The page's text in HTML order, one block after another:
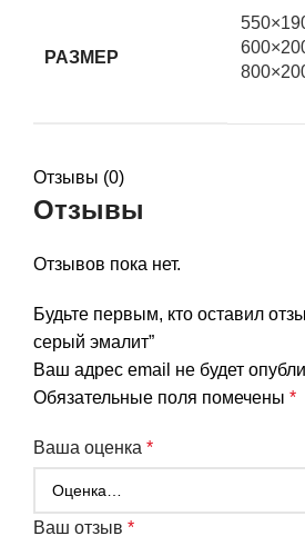
РАЗМЕР
Отзывы (0)
Отзывы
Отзывов пока нет.
Будьте первым, кто оставил
серый эмалит”
Ваш адрес email не будет
Обязательные поля помечены *
Ваша оценка *
Ваш отзыв *